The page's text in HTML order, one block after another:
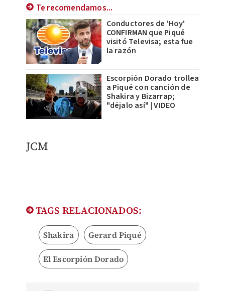
Te recomendamos...
Conductores de 'Hoy'
CONFIRMAN que Piqué
visitó Televisa; esta fue
la razón
Escorpión Dorado trollea
a Piqué con canción de
Shakira y Bizarrap;
"déjalo así" | VIDEO
JCM
TAGS RELACIONADOS:
Shakira Gerard Piqué
El Escorpión Dorado